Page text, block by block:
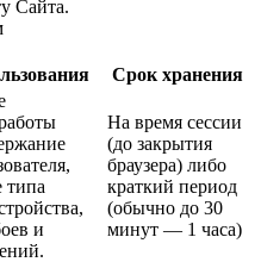
Сайта.
Срок хранения
типа
и
На время сессии
(до закрытия
браузера) либо
краткий период
(обычно до 30
минут — 1 часа)